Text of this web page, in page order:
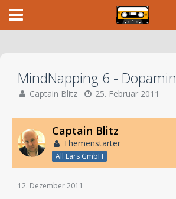
MindNapping 6 - Dopamin
Captain Blitz 25. Februar 2011
Captain Blitz
Themenstarter
All Ears GmbH
12. Dezember 2011